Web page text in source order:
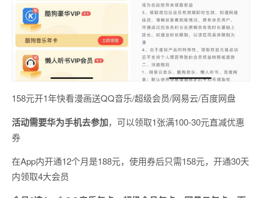
158元开1年快看漫画送QQ音乐/超级会员/网易云/百度网盘
活动需要华为手机去参加，可以领取1张满100-30元直减优惠
券
在App内开通12个月是188元，使用券后只需158元，开通30天
内领取4大会员